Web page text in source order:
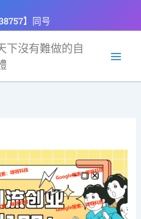
】同号
下沒有難做的自